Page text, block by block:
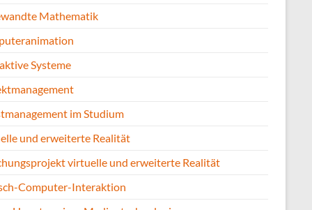
Mathematik
Systeme
im Studium
und erweiterte Realität
virtuelle und erweiterte Realität
Computer-Interaktion